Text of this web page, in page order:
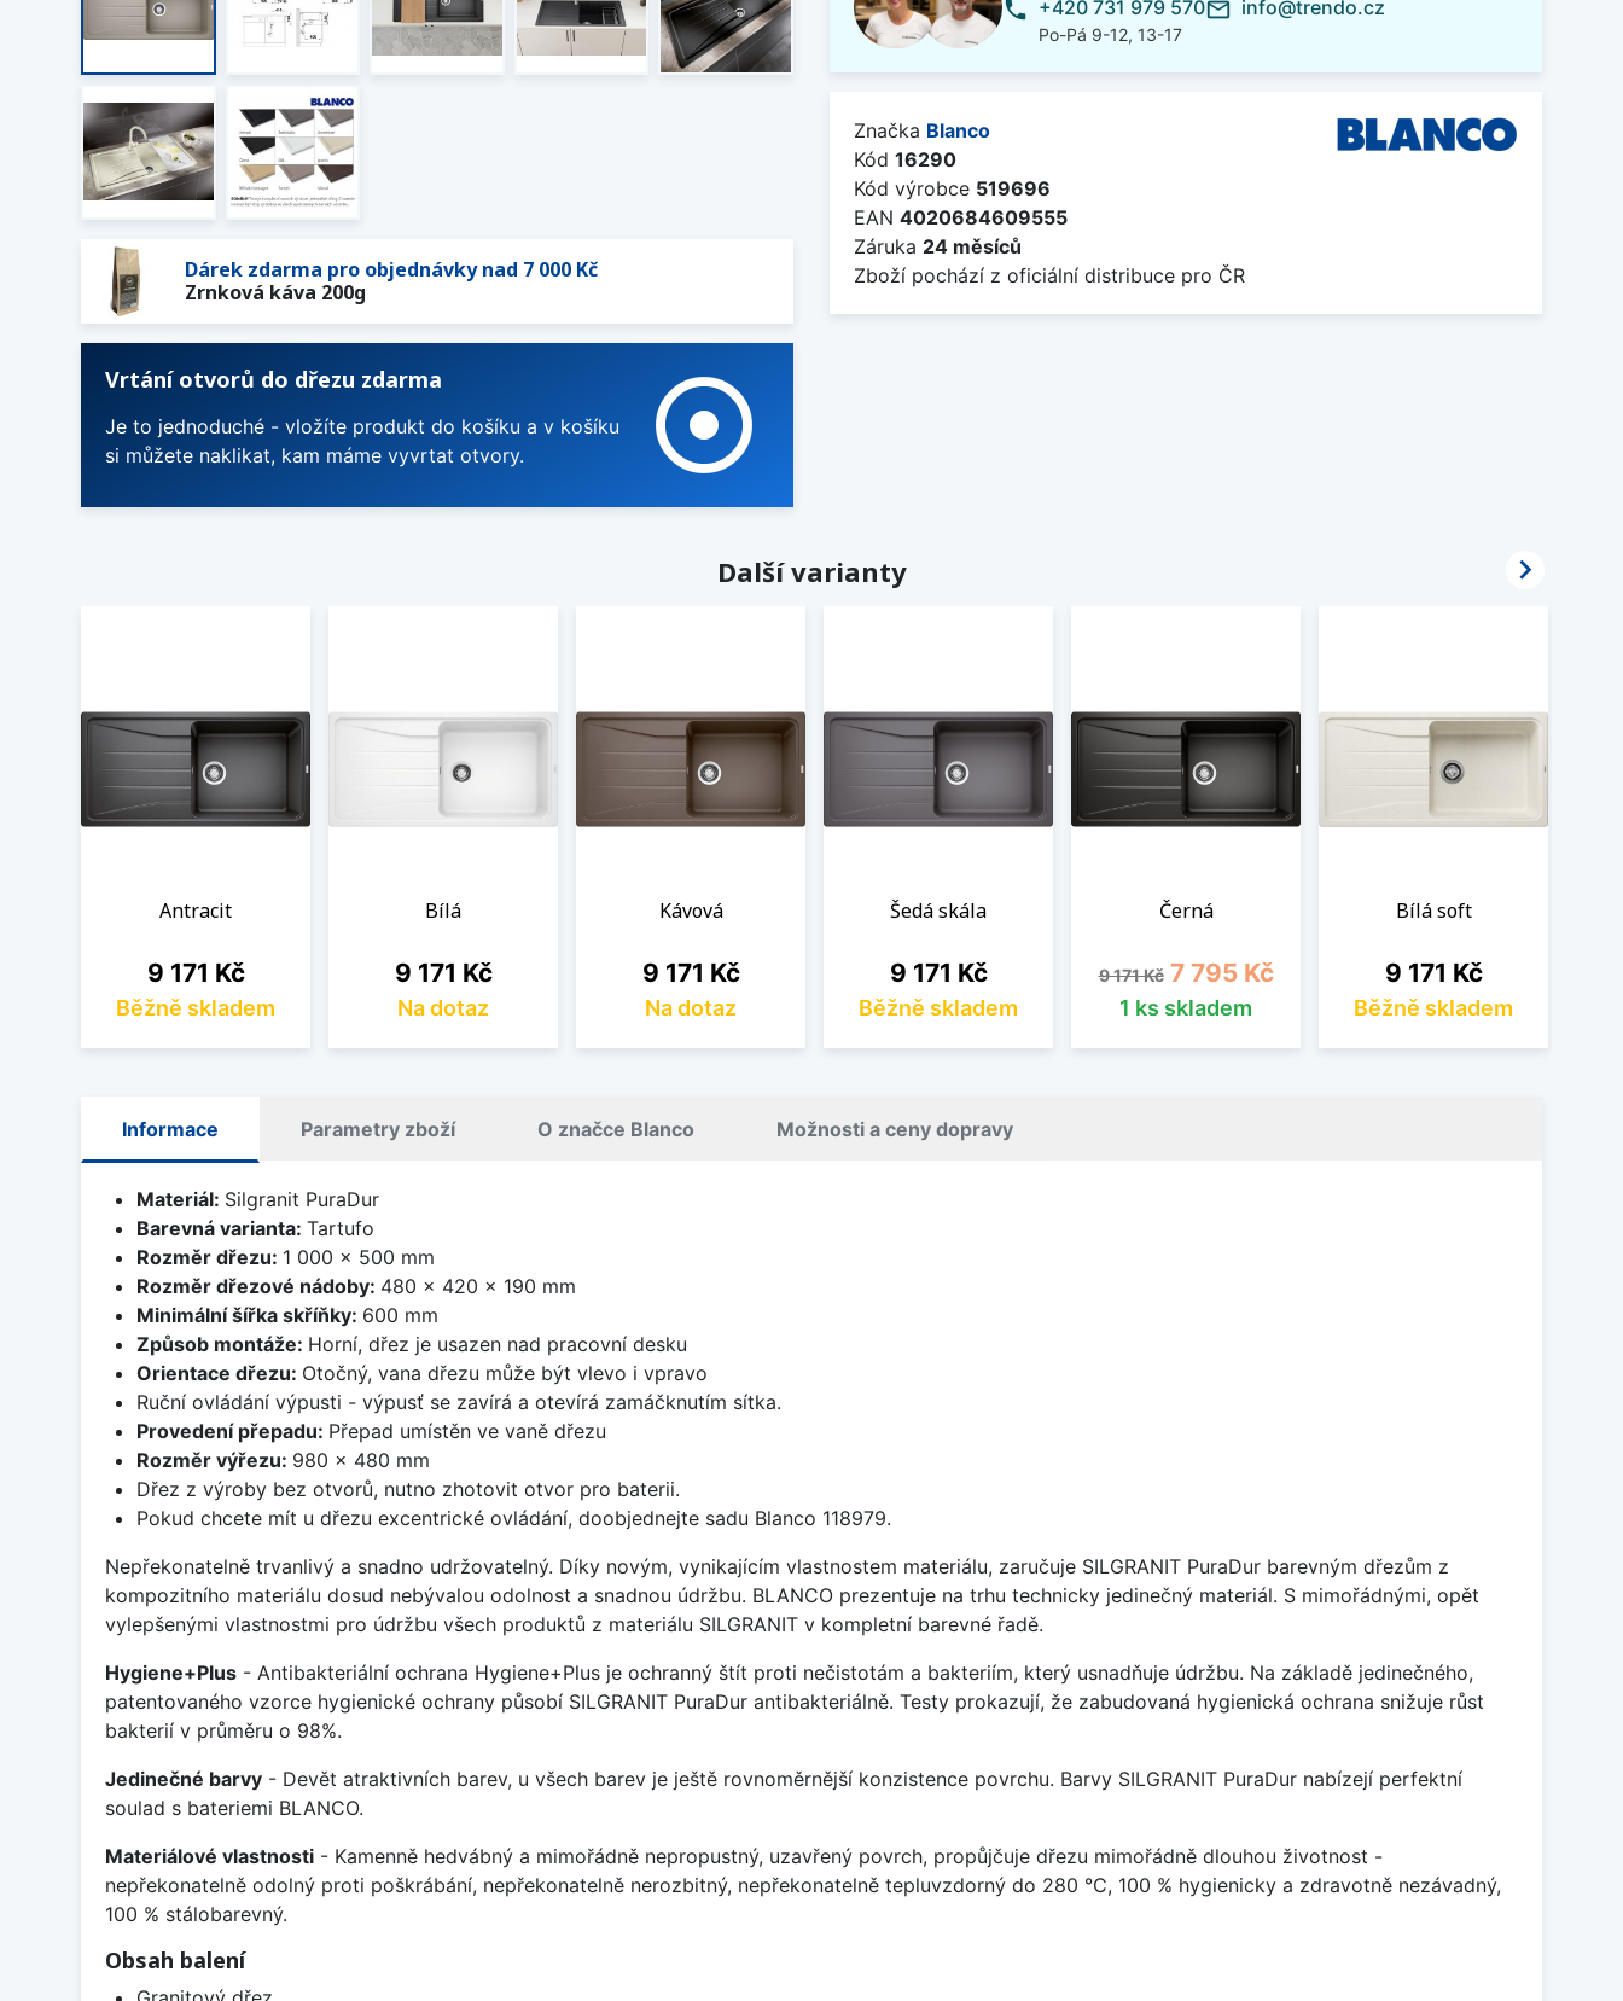
Dárek zdarma pro objednávky nad 7 000 Kč
Zrnková káva 200g
Vrtání otvorů do dřezu zdarma
Je to jednoduché - vložíte produkt do košíku a v košíku
si můžete naklikat, kam máme vyvrtat otvory.
adjust
phone +420 731 979 570
Po-Pá 9-12, 13-17
mail_outline info@trendo.cz
Značka Blanco
Kód 16290
Kód výrobce 519696
EAN 4020684609555
Záruka 24 měsíců
Zboží pochází z oficiální distribuce pro ČR
Další varianty
Antracit
Cena
9 171 Kč
Běžně skladem
Bílá
Cena
9 171 Kč
Na dotaz
Kávová
Cena
9 171 Kč
Na dotaz
Šedá skála
Cena
9 171 Kč
Běžně skladem
Černá
Běžná cena
9 171 Kč Cena
7 795 Kč
1 ks skladem
Bílá soft
Cena
9 171 Kč
Běžně skladem

Informace Parametry zboží O značce Blanco Možnosti a ceny dopravy
Materiál: Silgranit PuraDur
Barevná varianta: Tartufo
Rozměr dřezu: 1 000 x 500 mm
Rozměr dřezové nádoby: 480 x 420 x 190 mm
Minimální šířka skříňky: 600 mm
Způsob montáže: Horní, dřez je usazen nad pracovní desku
Orientace dřezu: Otočný, vana dřezu může být vlevo i vpravo
Ruční ovládání výpusti - výpusť se zavírá a otevírá zamáčknutím sítka.
Provedení přepadu: Přepad umístěn ve vaně dřezu
Rozměr výřezu: 980 x 480 mm
Dřez z výroby bez otvorů, nutno zhotovit otvor pro baterii.
Pokud chcete mít u dřezu excentrické ovládání, doobjednejte sadu Blanco 118979.
Nepřekonatelně trvanlivý a snadno udržovatelný. Díky novým, vynikajícím vlastnostem materiálu, zaručuje SILGRANIT PuraDur barevným dřezům z
kompozitního materiálu dosud nebývalou odolnost a snadnou údržbu. BLANCO prezentuje na trhu technicky jedinečný materiál. S mimořádnými, opět
vylepšenými vlastnostmi pro údržbu všech produktů z materiálu SILGRANIT v kompletní barevné řadě.
Hygiene+Plus - Antibakteriální ochrana Hygiene+Plus je ochranný štít proti nečistotám a bakteriím, který usnadňuje údržbu. Na základě jedinečného,
patentovaného vzorce hygienické ochrany působí SILGRANIT PuraDur antibakteriálně. Testy prokazují, že zabudovaná hygienická ochrana snižuje růst
bakterií v průměru o 98%.
Jedinečné barvy - Devět atraktivních barev, u všech barev je ještě rovnoměrnější konzistence povrchu. Barvy SILGRANIT PuraDur nabízejí perfektní
soulad s bateriemi BLANCO.
Materiálové vlastnosti - Kamenně hedvábný a mimořádně nepropustný, uzavřený povrch, propůjčuje dřezu mimořádně dlouhou životnost -
nepřekonatelně odolný proti poškrábání, nepřekonatelně nerozbitný, nepřekonatelně tepluvzdorný do 280 °C, 100 % hygienicky a zdravotně nezávadný,
100 % stálobarevný.
Obsah balení